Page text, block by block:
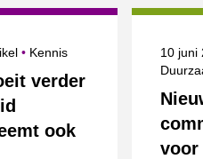
verder
ook
Onderwerpen
Kennis
voor
10 juni